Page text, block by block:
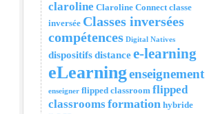
claroline Claroline Connect classe
inversée Classes inversées
compétences Digital Natives
dispositifsdistancee-learning
eLearningenseignement
enseigner flipped classroom flipped
classroomsformation hybride